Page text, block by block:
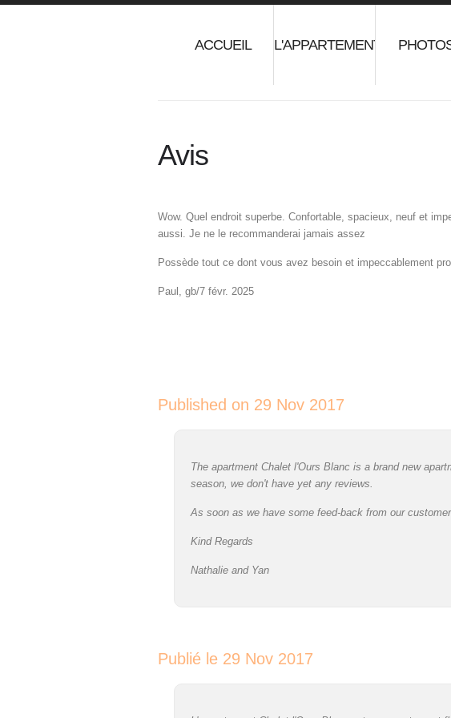
ACCUEIL L'APPARTEMENT
Avis
Wow. Quel endroit superbe. Confortable, spacieux, neuf et
aussi. Je ne le recommanderai jamais assez
Possède tout ce dont vous avez besoin et impeccablement
Paul, gb/7 févr. 2025
Published on 29 Nov 2017
The apartment Chalet l'Ours Blanc is a brand new
season, we don't have yet any reviews.
As soon as we have some feed-back from our
Kind Regards
Nathalie and Yan
Publié le 29 Nov 2017